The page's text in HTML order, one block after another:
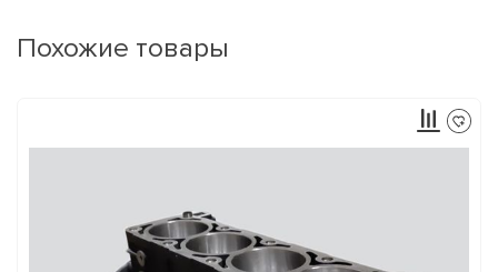
Похожие товары